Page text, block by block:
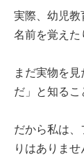
実際、幼児教
名前を覚えた
まだ実物を
だ」と知るこ
だから私は
りはありませ